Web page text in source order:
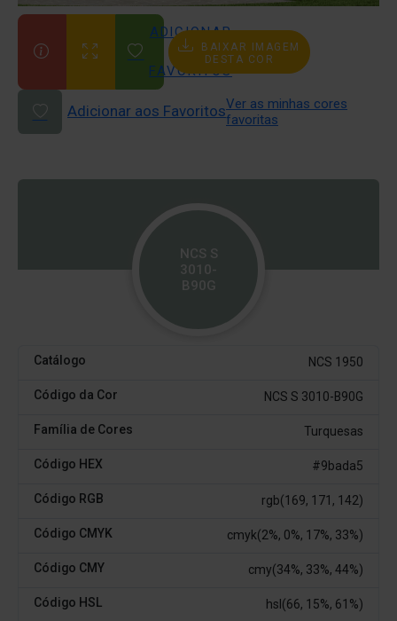
ADICIONAR
AOS
FAVORITOS
BAIXAR IMAGEM
DESTA COR
Adicionar aos FavoritosVer as minhas cores
favoritas
NCS S
3010-
B90G
Catálogo NCS 1950
Código da Cor NCS S 3010-B90G
Família de Cores Turquesas
Código HEX #9bada5
Código RGB rgb(169, 171, 142)
Código CMYK cmyk(2%, 0%, 17%, 33%)
Código CMY cmy(34%, 33%, 44%)
Código HSL hsl(66, 15%, 61%)